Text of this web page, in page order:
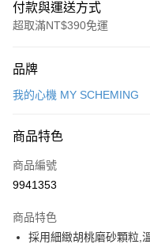
付款與運送方式
超取滿NT$390免運
POYA支付
超商取貨付款
LINE Pay
街口支付
品牌
我的心機 MY SCHEMING
商品特色
商品編號
9941353
商品特色
採用細緻胡桃磨砂顆粒,